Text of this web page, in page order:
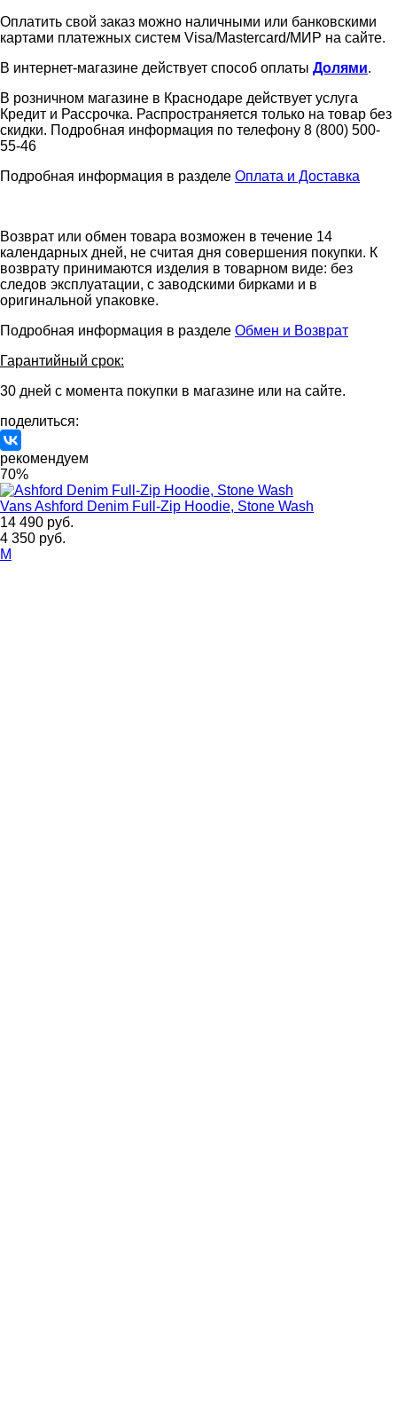
Оплатить свой заказ можно наличными или банковскими
картами платежных систем Visa/Mastercard/МИР на сайте.
В интернет-магазине действует способ оплаты Долями.
В розничном магазине в Краснодаре действует услуга
Кредит и Рассрочка. Распространяется только на товар без
скидки. Подробная информация по телефону 8 (800) 500-
55-46
Подробная информация в разделе Оплата и Доставка
Возврат или обмен товара возможен в течение 14
календарных дней, не считая дня совершения покупки. К
возврату принимаются изделия в товарном виде: без
следов эксплуатации, с заводскими бирками и в
оригинальной упаковке.
Подробная информация в разделе Обмен и Возврат
Гарантийный срок:
30 дней с момента покупки в магазине или на сайте.
поделиться:
рекомендуем
70%
VansAshford Denim Full-Zip Hoodie, Stone Wash
14 490 руб.
4 350 руб.
M